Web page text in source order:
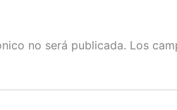
no será publicada. Los